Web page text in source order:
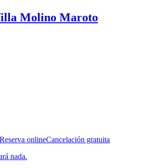
Molino Maroto
Reserva onlineCancelación gratuita
nada.